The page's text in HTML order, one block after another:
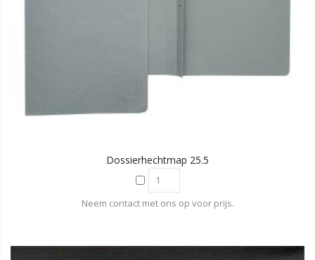
Dossierhechtmap 25.5
Neem contact met ons op voor prijs.